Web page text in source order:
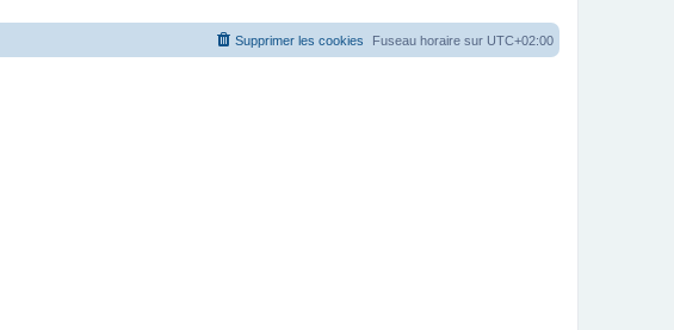
Fuseau horaire sur UTC+02:00
Supprimer les cookies